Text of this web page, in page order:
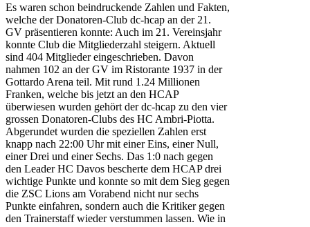
Es waren schon beindruckende Zahlen und Fakten,
welche der Donatoren-Club dc-hcap an der 21.
GV präsentieren konnte: Auch im 21. Vereinsjahr
konnte Club die Mitgliederzahl steigern. Aktuell
sind 404 Mitglieder eingeschrieben. Davon
nahmen 102 an der GV im Ristorante 1937 in der
Gottardo Arena teil. Mit rund 1.24 Millionen
Franken, welche bis jetzt an den HCAP
überwiesen wurden gehört der dc-hcap zu den vier
grossen Donatoren-Clubs des HC Ambri-Piotta.
Abgerundet wurden die speziellen Zahlen erst
knapp nach 22:00 Uhr mit einer Eins, einer Null,
einer Drei und einer Sechs. Das 1:0 nach gegen
den Leader HC Davos bescherte dem HCAP drei
wichtige Punkte und konnte so mit dem Sieg gegen
die ZSC Lions am Vorabend nicht nur sechs
Punkte einfahren, sondern auch die Kritiker gegen
den Trainerstaff wieder verstummen lassen. Wie in